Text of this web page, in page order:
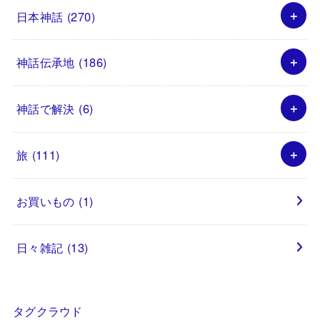
日本神話 (270)
神話伝承地 (186)
神話で解決 (6)
旅 (111)
お買いもの (1)
日々雑記 (13)
タグクラウド